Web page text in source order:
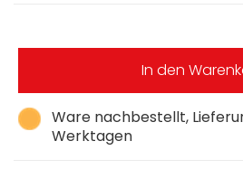
Ware nachbestellt,
Werktagen
In den